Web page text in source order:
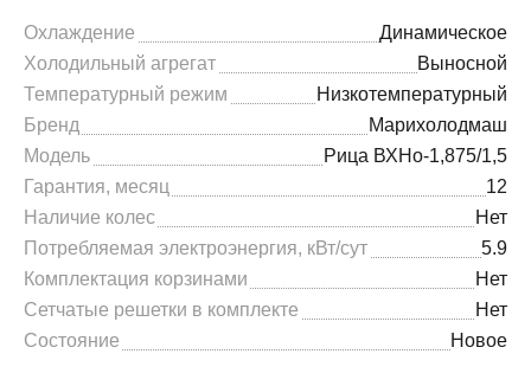
Охлаждение
Динамическое
Холодильный агрегат
Выносной
Температурный режим
Низкотемпературный
Бренд
Марихолодмаш
Модель
Рица ВХНо-1,875/1,5
Гарантия, месяц
12
Наличие колес
Нет
Потребляемая электроэнергия, кВт/сут
5.9
Комплектация корзинами
Нет
Сетчатые решетки в комплекте
Нет
Состояние
Новое